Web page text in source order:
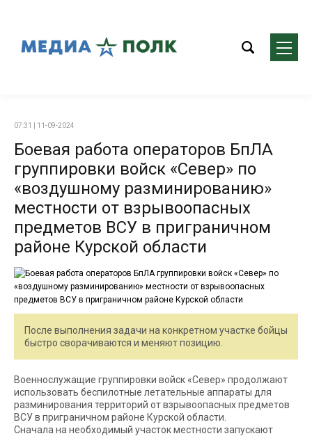
07:31 | 11-09-2024
Боевая работа операторов БпЛА
группировки войск «Север» по
«воздушному разминированию»
местности от взрывоопасных
предметов ВСУ в приграничном
районе Курской области
После выполнения задачи на конкретном участке бойцы
быстро сворачиваются и меняют позицию.
Военнослужащие группировки войск «Север» продолжают
использовать беспилотные летательные аппараты для
разминирования территорий от взрывоопасных предметов
ВСУ в приграничном районе Курской области.
Сначала на необходимый участок местности запускают